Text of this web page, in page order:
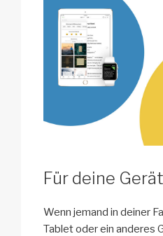
Für deine
Wenn jemand in deiner
Tablet oder ein anderes